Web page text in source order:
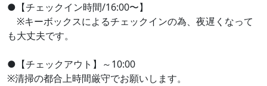
●【チェックイン時間/16:00〜】
※キーボックスによるチェックインの為、夜遅くなって
も大丈夫です。
●【チェックアウト】～10:00
※清掃の都合上時間厳守でお願いします。